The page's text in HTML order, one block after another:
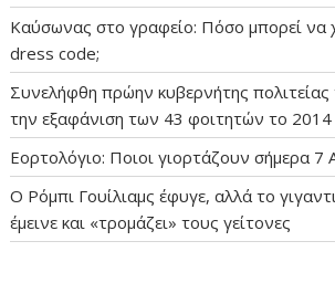
Καύσωνας στο γραφείο: Πόσο μπορεί να
dress code;
Συνελήφθη πρώην κυβερνήτης πολιτείας
την εξαφάνιση των 43 φοιτητών το 2014
Εορτολόγιο: Ποιοι γιορτάζουν σήμερα 7
Ο Ρόμπι Γουίλιαμς έφυγε, αλλά το
έμεινε και «τρομάζει» τους γείτονες